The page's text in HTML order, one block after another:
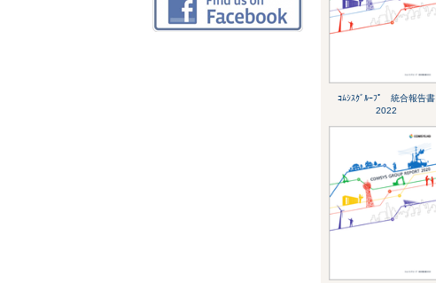
ｺﾑｼｽｸﾞﾙｰﾌﾟ 統合報告書
2022